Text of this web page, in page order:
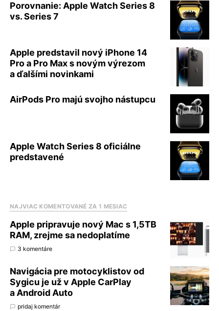
Porovnanie: Apple Watch Series 8
vs. Series 7
Apple predstavil nový iPhone 14
Pro a Pro Max s novým výrezom
a ďalšími novinkami
AirPods Pro majú svojho nástupcu
Apple Watch Series 8 oficiálne
predstavené
NAJVIAC KOMENTOVANÉ ZA 1 MESIAC
Apple pripravuje nový Mac s 1,5TB
RAM, zrejme sa nedoplatíme
3 komentáre
Navigácia pre motocyklistov od
Sygicu je už v Apple CarPlay
a Android Auto
pridaj komentár